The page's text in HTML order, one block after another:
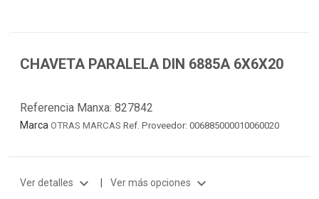
CHAVETA PARALELA DIN 6885A 6X6X20
Referencia Manxa: 827842
Marca OTRAS MARCAS Ref. Proveedor: 006885000010060020
Ver detalles expand_more | Ver más opciones expand_more